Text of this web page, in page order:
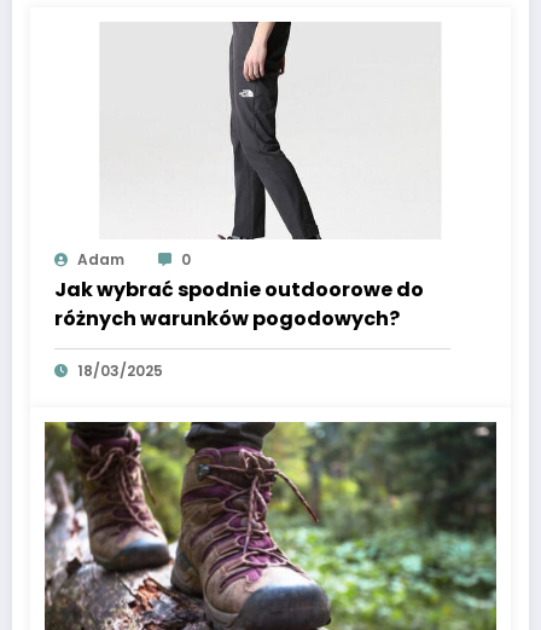
Adam 0
Jak wybrać spodnie outdoorowe do
różnych warunków pogodowych?
18/03/2025